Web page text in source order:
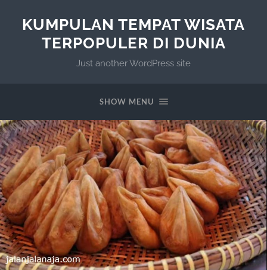
KUMPULAN TEMPAT WISATA
TERPOPULER DI DUNIA
Just another WordPress site
SHOW MENU